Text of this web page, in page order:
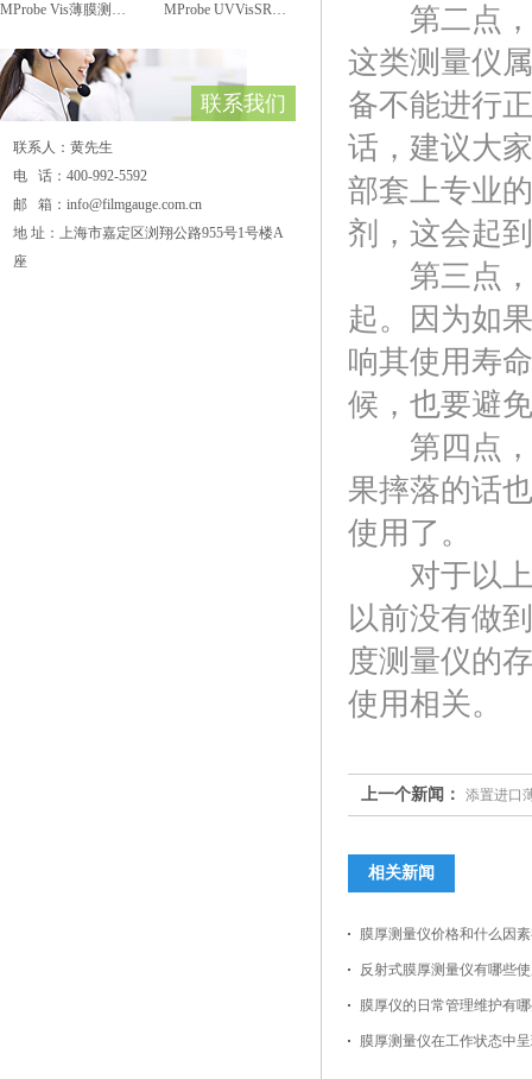
MProbe Vis薄膜测厚仪 MProbe UVVisSR薄膜测厚仪
联系我们
联系人：黄先生
电 话：400-992-5592
邮 箱：info@filmgauge.com.cn
地 址：上海市嘉定区浏翔公路955号1号楼A
座
第二点，
这类测量仪
备不能进行
话，建议大
部套上专业
剂，这会起
第三点，
起。因为如
响其使用寿
候，也要避
第四点，
果摔落的话
使用了。
对于以上
以前没有做
度测量仪的
使用相关。
上一个新闻： 添置进口
相关新闻
膜厚测量仪价格和什么因
反射式膜厚测量仪有哪些
膜厚仪的日常管理维护有
膜厚测量仪在工作状态中